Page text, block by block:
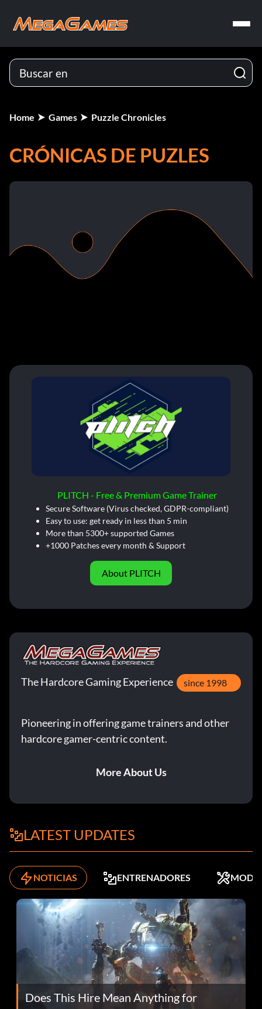
Home Games Puzzle Chronicles
CRÓNICAS DE PUZLES
PLITCH - Free & Premium Game Trainer
Secure Software (Virus checked, GDPR-compliant)
Easy to use: get ready in less than 5 min
More than 5300+ supported Games
+1000 Patches every month & Support
About PLITCH
The Hardcore Gaming Experience since 1998
Pioneering in offering game trainers and other
hardcore gamer-centric content.
More About Us
LATEST UPDATES
NOTICIAS ENTRENADORES MODS
Does This Hire Mean Anything for